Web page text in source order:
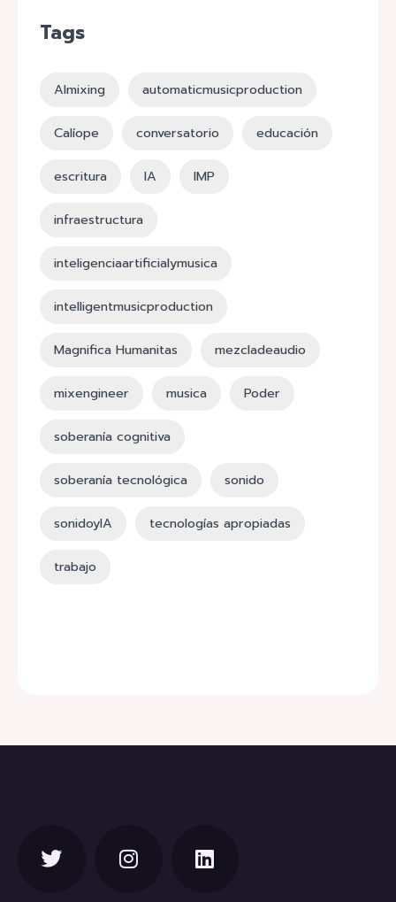
Tags
AImixing automaticmusicproduction
Calíope conversatorio educación
escritura IA IMP
infraestructura
inteligenciaartificialymusica
intelligentmusicproduction
Magnifica Humanitas mezcladeaudio
mixengineer musica Poder
soberanía cognitiva
soberanía tecnológica sonido
sonidoyIA tecnologías apropiadas
trabajo